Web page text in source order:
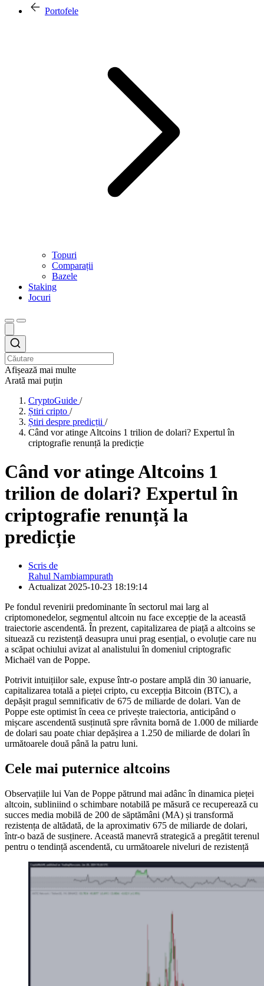
Portofele
Topuri
Comparații
Bazele
Staking
Jocuri
Afișează mai multe
Arată mai puțin
CryptoGuide /
Știri cripto /
Știri despre predicții /
Când vor atinge Altcoins 1 trilion de dolari? Expertul în
criptografie renunță la predicție
Când vor atinge Altcoins 1
trilion de dolari? Expertul în
criptografie renunță la
predicție
Scris de
Rahul Nambiampurath
Actualizat 2025-10-23 18:19:14
Pe fondul revenirii predominante în sectorul mai larg al
criptomonedelor, segmentul altcoin nu face excepție de la această
traiectorie ascendentă. În prezent, capitalizarea de piață a altcoins se
situează cu rezistență deasupra unui prag esențial, o evoluție care nu
a scăpat ochiului avizat al analistului în domeniul criptografic
Michaël van de Poppe.
Potrivit intuițiilor sale, expuse într-o postare amplă din 30 ianuarie,
capitalizarea totală a pieței cripto, cu excepția Bitcoin (BTC), a
depășit pragul semnificativ de 675 de miliarde de dolari. Van de
Poppe este optimist în ceea ce privește traiectoria, anticipând o
mișcare ascendentă susținută spre râvnita bornă de 1.000 de miliarde
de dolari sau poate chiar depășirea a 1.250 de miliarde de dolari în
următoarele două până la patru luni.
Cele mai puternice altcoins
Observațiile lui Van de Poppe pătrund mai adânc în dinamica pieței
altcoin, subliniind o schimbare notabilă pe măsură ce recuperează cu
succes media mobilă de 200 de săptămâni (MA) și transformă
rezistența de altădată, de la aproximativ 675 de miliarde de dolari,
într-o bază de susținere. Această manevră strategică a pregătit terenul
pentru o tendință ascendentă, cu următoarele niveluri de rezistență